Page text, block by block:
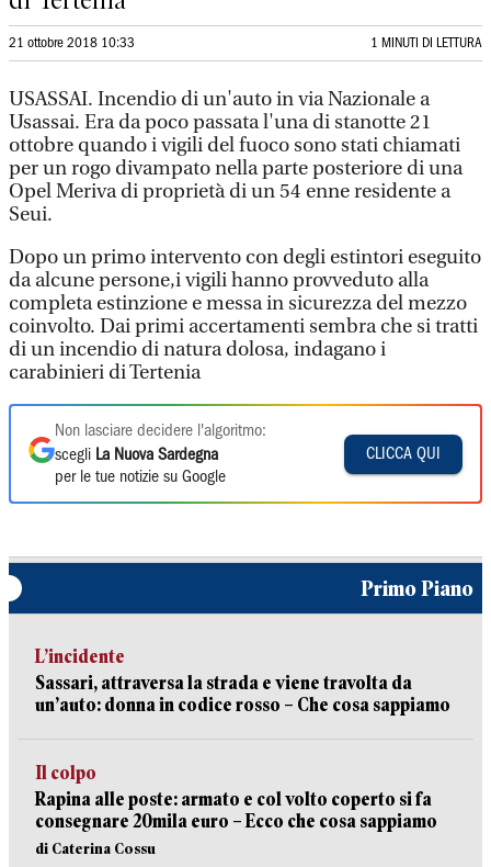
21 ottobre 2018 10:33 1 MINUTI DI LETTURA
USASSAI. Incendio di un'auto in via Nazionale a
Usassai. Era da poco passata l'una di stanotte 21
ottobre quando i vigili del fuoco sono stati chiamati
per un rogo divampato nella parte posteriore di una
Opel Meriva di proprietà di un 54 enne residente a
Seui.
Dopo un primo intervento con degli estintori eseguito
da alcune persone,i vigili hanno provveduto alla
completa estinzione e messa in sicurezza del mezzo
coinvolto. Dai primi accertamenti sembra che si tratti
di un incendio di natura dolosa, indagano i
carabinieri di Tertenia
Non lasciare decidere l'algoritmo:
scegli La Nuova Sardegna
per le tue notizie su Google
CLICCA QUI
Primo Piano
L’incidente
Sassari, attraversa la strada e viene travolta da
un’auto: donna in codice rosso – Che cosa sappiamo
Il colpo
Rapina alle poste: armato e col volto coperto si fa
consegnare 20mila euro – Ecco che cosa sappiamo
di Caterina Cossu